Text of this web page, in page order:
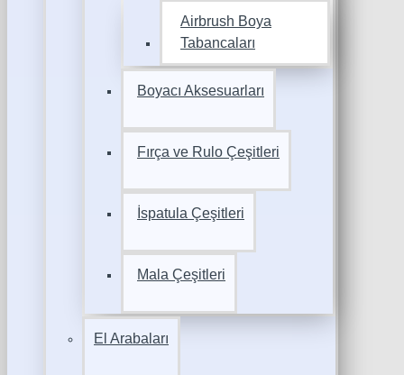
Airbrush Boya
Tabancaları
Boyacı Aksesuarları
Fırça ve Rulo Çeşitleri
İspatula Çeşitleri
Mala Çeşitleri
El Arabaları